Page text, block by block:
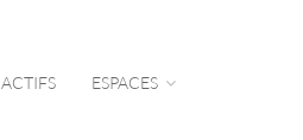
ACTIFS ESPACES